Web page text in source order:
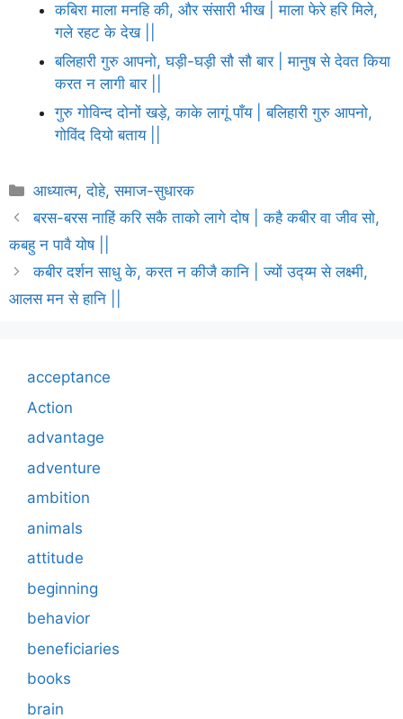
कबिरा माला मनहि की, और संसारी भीख | माला फेरे हरि मिले,
गले रहट के देख ||
बलिहारी गुरु आपनो, घड़ी-घड़ी सौ सौ बार | मानुष से देवत किया
करत न लागी बार ||
गुरु गोविन्द दोनों खड़े, काके लागूं पाँय | बलिहारी गुरु आपनो,
गोविंद दियो बताय ||
Categories
आध्यात्म,दोहे,समाज-सुधारक
बरस-बरस नाहिं करि सकै ताको लागे दोष | कहै कबीर वा जीव सो,
कबहु न पावै योष ||
कबीर दर्शन साधु के, करत न कीजै कानि | ज्यों उद्य्म से लक्ष्मी,
आलस मन से हानि ||
acceptance
Action
advantage
adventure
ambition
animals
attitude
beginning
behavior
beneficiaries
books
brain